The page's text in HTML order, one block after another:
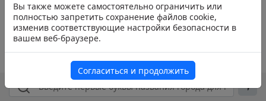
Вы также можете самостоятельно ограничить или
полностью запретить сохранение файлов cookie,
изменив соответствующие настройки безопасности в
вашем веб-браузере.
Согласиться и продолжить